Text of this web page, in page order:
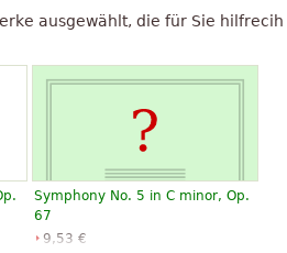
ausgewählt, die für Sie hilfrecih
Symphony No. 5 in C minor, Op.
67
9,53 €